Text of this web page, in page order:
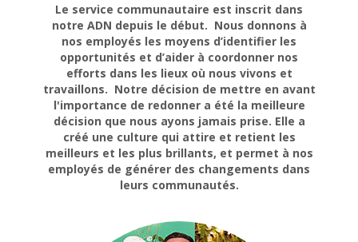
Le service communautaire est inscrit dans
notre ADN depuis le début. Nous donnons à
nos employés les moyens d’identifier les
opportunités et d’aider à coordonner nos
efforts dans les lieux où nous vivons et
travaillons. Notre décision de mettre en avant
l'importance de redonner a été la meilleure
décision que nous ayons jamais prise. Elle a
créé une culture qui attire et retient les
meilleurs et les plus brillants, et permet à nos
employés de générer des changements dans
leurs communautés.